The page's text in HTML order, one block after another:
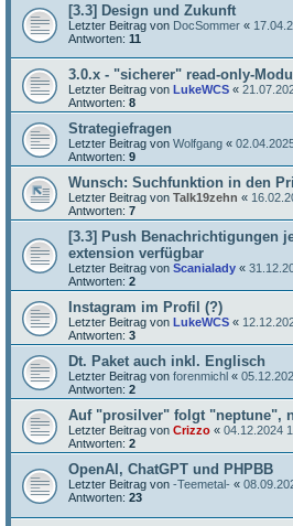
[3.3] Design und Zukunft
Letzter Beitrag von DocSommer «
Antworten: 11
3.0.x - "sicherer" read-only-
Letzter Beitrag von LukeWCS «
Antworten: 8
Strategiefragen
Letzter Beitrag von Wolfgang «
Antworten: 9
Wunsch: Suchfunktion in den
Letzter Beitrag von Talk19zehn «
Antworten: 7
[3.3] Push Benachrichtigungen
extension verfügbar
Letzter Beitrag von Scanialady «
Antworten: 2
Instagram im Profil (?)
Letzter Beitrag von LukeWCS «
Antworten: 3
Dt. Paket auch inkl. Englisch
Letzter Beitrag von forenmichl «
Antworten: 2
Auf "prosilver" folgt "neptune",
Letzter Beitrag von Crizzo « 04.12.2024
Antworten: 2
OpenAI, ChatGPT und PHPBB
Letzter Beitrag von -Teemetal- «
Antworten: 23